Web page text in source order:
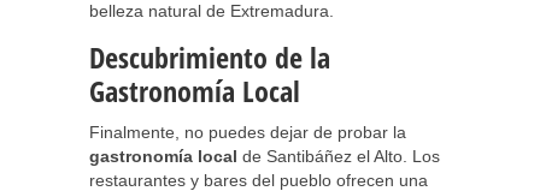
belleza natural de Extremadura.
Descubrimiento de la
Gastronomía Local
Finalmente, no puedes dejar de probar la
gastronomía local de Santibáñez el Alto. Los
restaurantes y bares del pueblo ofrecen una